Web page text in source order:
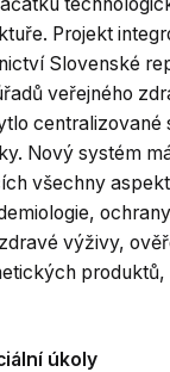
Projekt
Slovenské
veřejného
centralizované
Nový systém
všechny
výživy,
úkoly